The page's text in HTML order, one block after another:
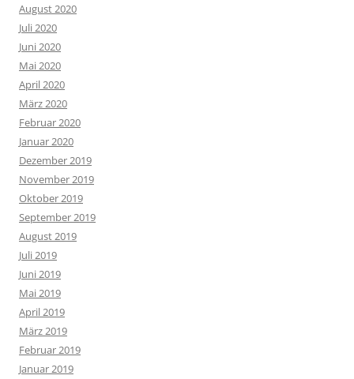
August 2020
Juli 2020
Juni 2020
Mai 2020
April 2020
März 2020
Februar 2020
Januar 2020
Dezember 2019
November 2019
Oktober 2019
September 2019
August 2019
Juli 2019
Juni 2019
Mai 2019
April 2019
März 2019
Februar 2019
Januar 2019